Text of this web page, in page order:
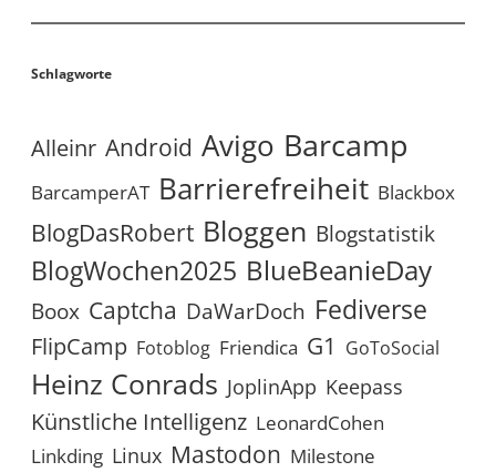
Schlagworte
Alleinr Android Avigo Barcamp
BarcamperAT Barrierefreiheit Blackbox
BlogDasRobert Bloggen Blogstatistik
BlogWochen2025 BlueBeanieDay
Boox Captcha DaWarDoch Fediverse
FlipCamp Fotoblog Friendica G1 GoToSocial
Heinz Conrads JoplinApp Keepass
Künstliche Intelligenz LeonardCohen
Linkding Linux Mastodon Milestone